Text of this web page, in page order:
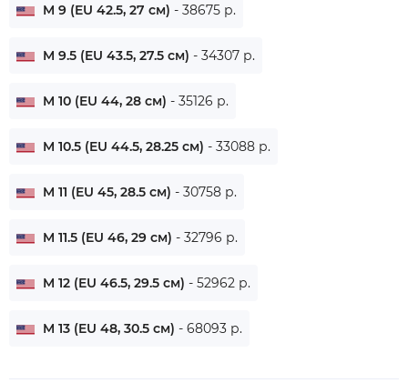
M 9 (EU 42.5, 27 см) - 38675 р.
M 9.5 (EU 43.5, 27.5 см) - 34307 р.
M 10 (EU 44, 28 см) - 35126 р.
M 10.5 (EU 44.5, 28.25 см) - 33088 р.
M 11 (EU 45, 28.5 см) - 30758 р.
M 11.5 (EU 46, 29 см) - 32796 р.
M 12 (EU 46.5, 29.5 см) - 52962 р.
M 13 (EU 48, 30.5 см) - 68093 р.